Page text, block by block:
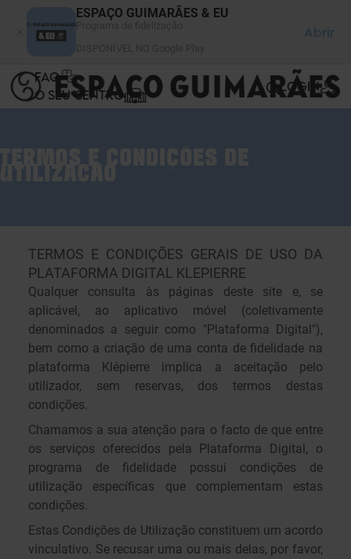
ESPAÇO GUIMARÃES & EU
Abrir
FAQ
O SEU CENTRO
LOGIN
TERMOS E CONDIÇÕES GERAIS DE USO DA
PLATAFORMA DIGITAL KLEPIERRE
Qualquer consulta às páginas deste site e, se
aplicável, ao aplicativo móvel (coletivamente
denominados a seguir como "Plataforma Digital"),
bem como a criação de uma conta de fidelidade na
plataforma Klépierre implica a aceitação pelo
utilizador, sem reservas, dos termos destas
condições.
Chamamos a sua atenção para o facto de que entre
os serviços oferecidos pela Plataforma Digital, o
programa de fidelidade possui condições de
utilização específicas que complementam estas
condições.
Estas Condições de Utilização constituem um acordo
vinculativo. Se recusar uma ou mais delas, por favor,
Painel de Gerenciamento de Cookies